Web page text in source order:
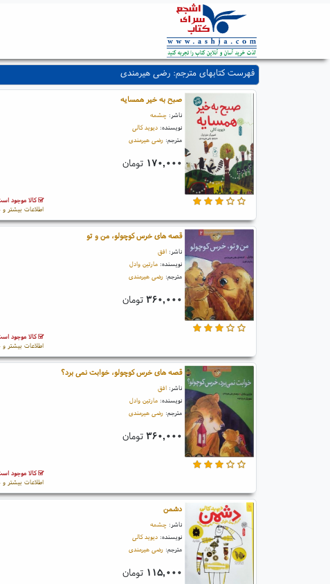
فهرست کتابهای مترجم: رضی هیرمندی
صبح به خیر همسایه
ناشر:چشمه
نویسنده:دیوید کالی
مترجم:رضی هیرمندی
۱۷۰,۰۰۰ تومان
کالا موجود
اطلاعات بیشتر و
قصه های خرس کوچولو، من و تو
ناشر:افق
نویسنده:مارتین وادل
مترجم:رضی هیرمندی
۳۶۰,۰۰۰ تومان
کالا موجود
اطلاعات بیشتر و
قصه های خرس کوچولو، خوابت نمی برد؟
ناشر:افق
نویسنده:مارتین وادل
مترجم:رضی هیرمندی
۳۶۰,۰۰۰ تومان
کالا موجود
اطلاعات بیشتر و
دشمن
ناشر:چشمه
نویسنده:دیوید کالی
مترجم:رضی هیرمندی
۱۱۵,۰۰۰ تومان